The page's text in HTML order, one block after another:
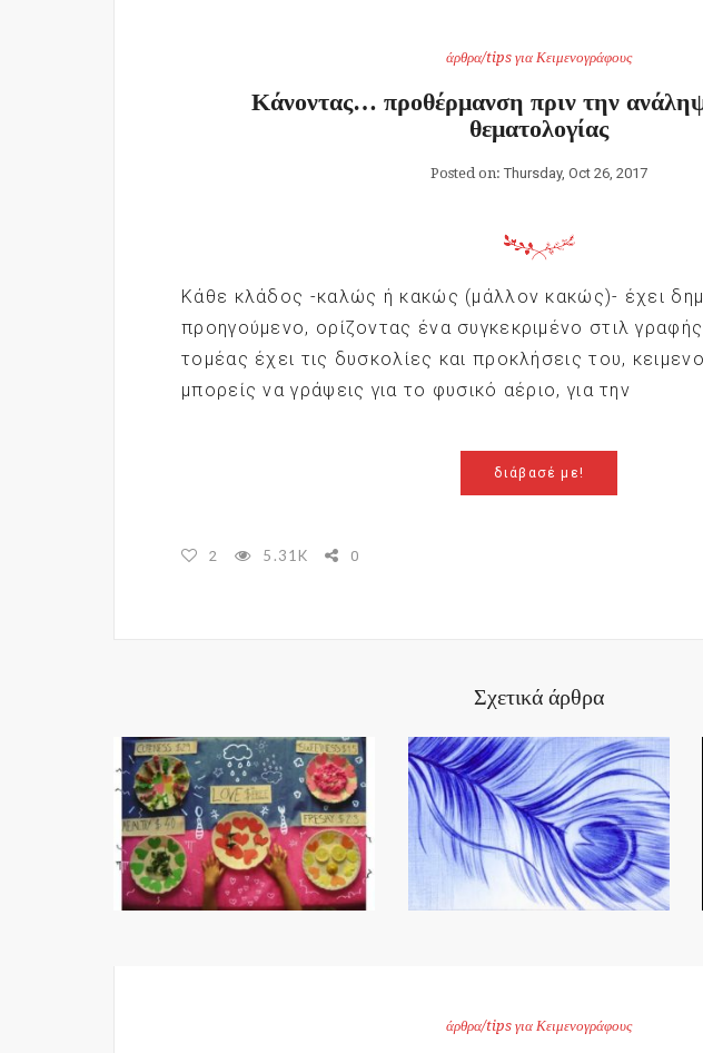
άρθρα/tips για Κειμενογράφους
Κάνοντας… προθέρμανση πριν την
θεματολογίας
Posted on: Thursday, Oct 26, 2017
Κάθε κλάδος -καλώς ή κακώς (μάλλον κακώς)- έχει
προηγούμενο, ορίζοντας ένα συγκεκριμένο στιλ
τομέας έχει τις δυσκολίες και προκλήσεις του,
μπορείς να γράψεις για το φυσικό αέριο, για την
διάβασέ με!
2 5.31K 0
Σχετικά άρθρα
άρθρα/tips για Κειμενογράφους